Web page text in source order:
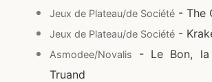
Jeux de Plateau/de Société - The
Jeux de Plateau/de Société -
Asmodee/Novalis
- Le Bon,
Truand